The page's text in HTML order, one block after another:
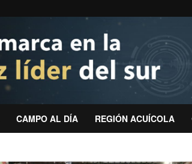
CAMPO AL DÍA REGIÓN ACUÍCOLA